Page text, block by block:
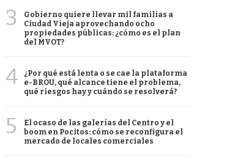
3
Gobierno quiere llevar mil familias a
Ciudad Vieja aprovechando ocho
propiedades públicas: ¿cómo es el plan
del MVOT?
4
¿Por qué está lenta o se cae la plataforma
e-BROU, qué alcance tiene el problema,
qué riesgos hay y cuándo se resolverá?
5
El ocaso de las galerías del Centro y el
boom en Pocitos: cómo se reconfigura el
mercado de locales comerciales